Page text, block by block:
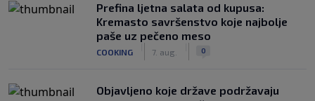
Prefina ljetna salata od kupusa:
Kremasto savršenstvo koje najbolje
paše uz pečeno meso
COOKING 7. aug. 0
Objavljeno koje države podržavaju